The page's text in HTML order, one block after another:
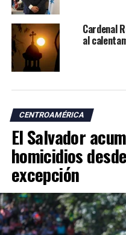
Cardenal
al
CENTROAMÉRICA
El Salvador
homicidios
excepción